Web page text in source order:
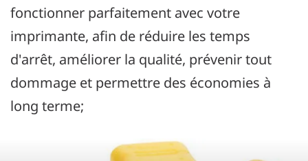
fonctionner parfaitement avec votre
imprimante, afin de réduire les temps
d'arrêt, améliorer la qualité, prévenir tout
dommage et permettre des économies à
long terme;